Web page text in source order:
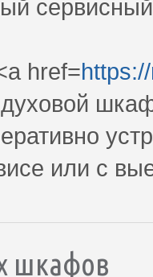
href=
духовой
или с
шкафов